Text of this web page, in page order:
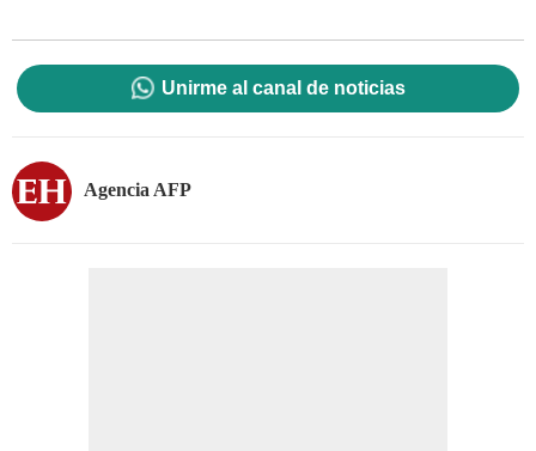
Unirme al canal de noticias
Agencia AFP